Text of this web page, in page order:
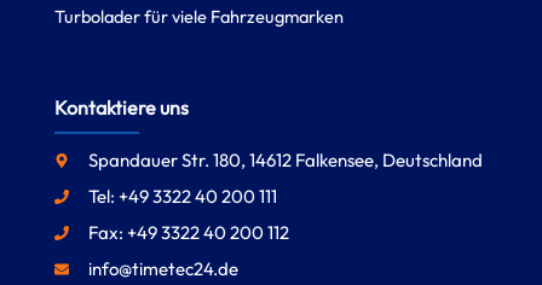
Turbolader für viele Fahrzeugmarken
Kontaktiere uns
Spandauer Str. 180, 14612 Falkensee, Deutschland
Tel: +49 3322 40 200 111
Fax: +49 3322 40 200 112
info@timetec24.de